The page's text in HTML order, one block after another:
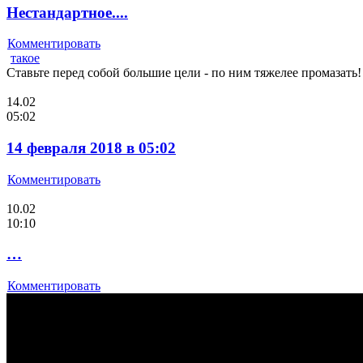
Нестандартное....
Комментировать
такое
Ставьте перед собой большие цели - по ним тяжелее промазать!
14.02
05:02
14 февраля 2018 в 05:02
Комментировать
10.02
10:10
…
Комментировать